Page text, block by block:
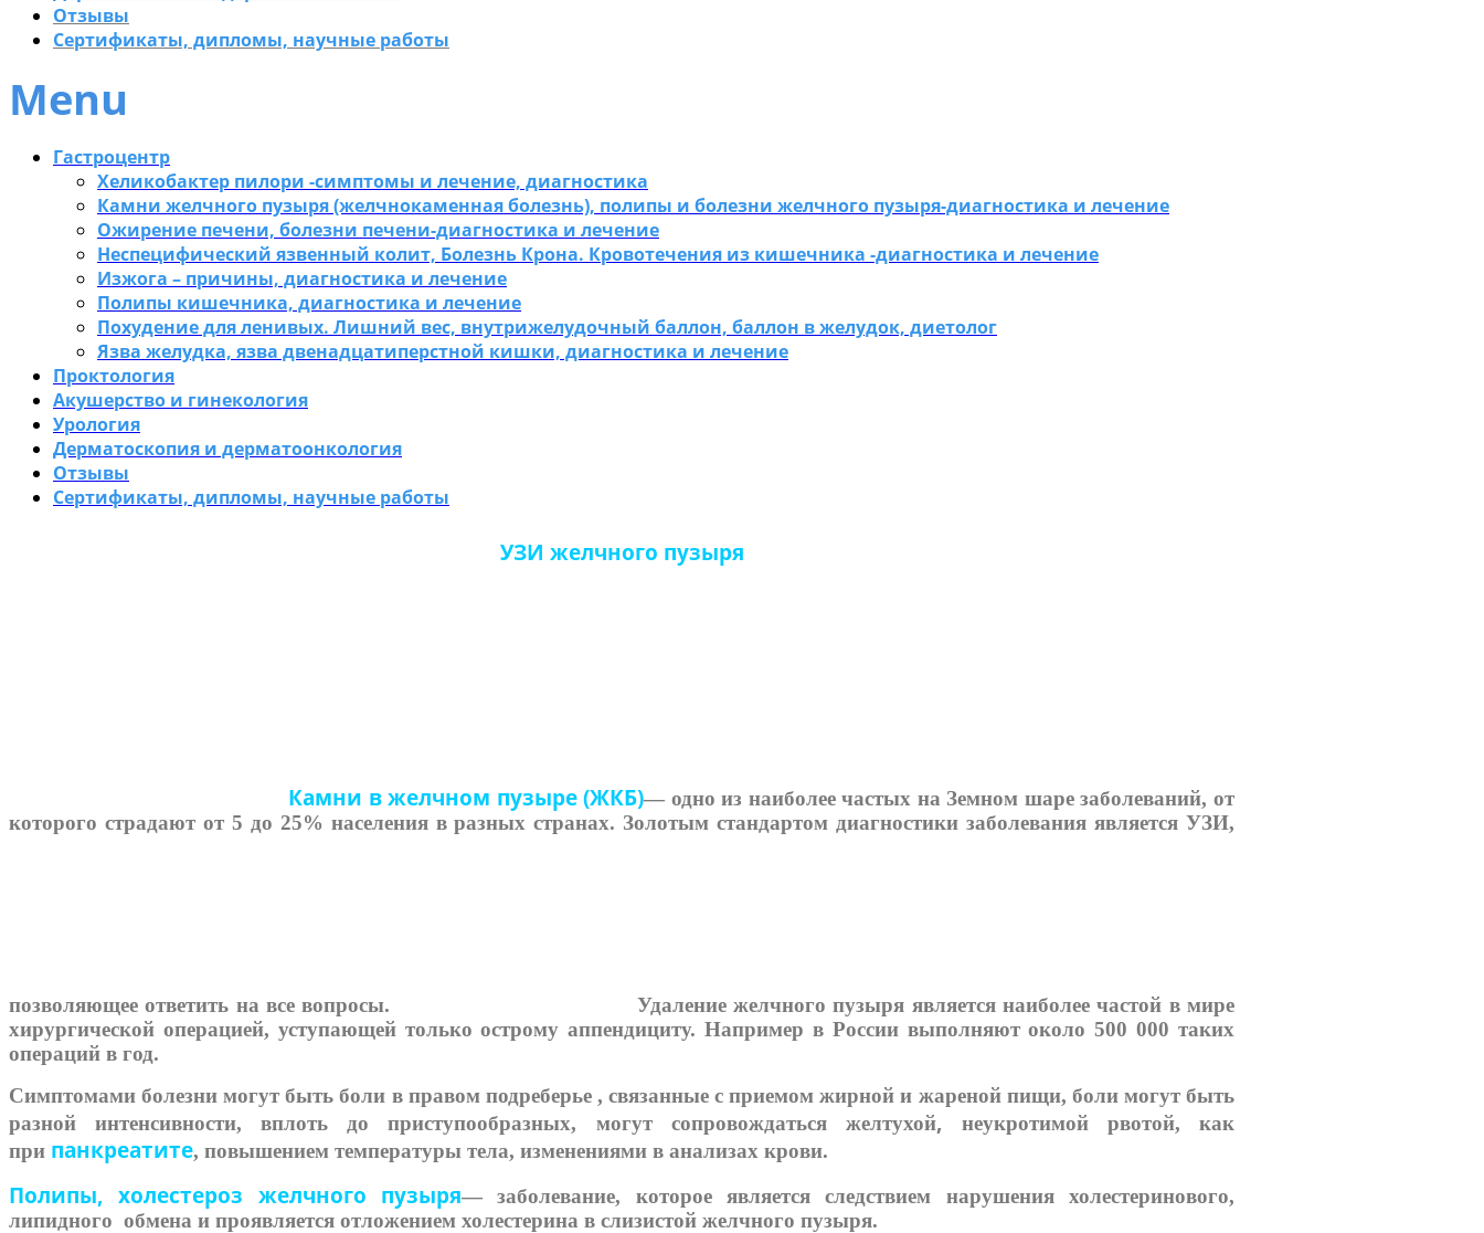
Отзывы
Сертификаты, дипломы, научные работы
Menu
Гастроцентр
Хеликобактер пилори -симптомы и лечение, диагностика
Камни желчного пузыря (желчнокаменная болезнь), полипы и болезни желчного пузыря-диагностика и лечение
Ожирение печени, болезни печени-диагностика и лечение
Неспецифический язвенный колит, Болезнь Крона. Кровотечения из кишечника -диагностика и лечение
Изжога – причины, диагностика и лечение
Полипы кишечника, диагностика и лечение
Похудение для ленивых. Лишний вес, внутрижелудочный баллон, баллон в желудок, диетолог
Язва желудка, язва двенадцатиперстной кишки, диагностика и лечение
Проктология
Акушерство и гинекология
Урология
Дерматоскопия и дерматоонкология
Отзывы
Сертификаты, дипломы, научные работы
УЗИ желчного пузыря
Камни в желчном пузыре (ЖКБ)— одно из наиболее частых на Земном шаре заболеваний, от
которого страдают от 5 до 25% населения в разных странах. Золотым стандартом диагностики заболевания является УЗИ,
позволяющее ответить на все вопросы.
Удаление желчного пузыря является наиболее частой в мире
хирургической операцией, уступающей только острому аппендициту. Например в России выполняют около 500 000 таких
операций в год.
Симптомами болезни могут быть боли в правом подреберье , связанные с приемом жирной и жареной пищи, боли могут быть
разной интенсивности, вплоть до приступообразных, могут сопровождаться желтухой,
неукротимой рвотой, как
при панкреатите, повышением температуры тела, изменениями в анализах крови.
Полипы, холестероз желчного пузыря— заболевание, которое является следствием нарушения холестеринового,
липидного обмена и проявляется отложением холестерина в слизистой желчного пузыря.